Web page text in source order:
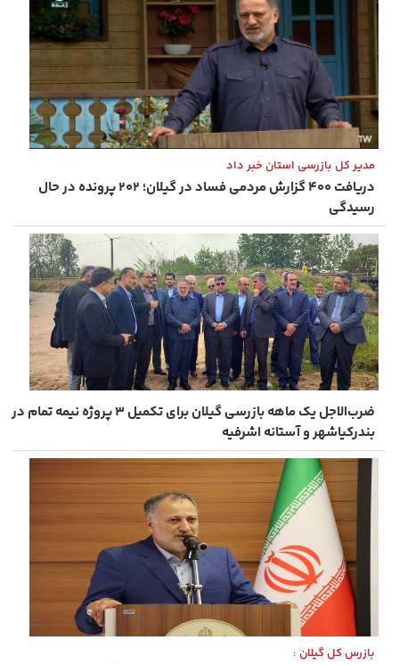
مدیر کل بازرسی استان خبر داد
دریافت ۴۰۰ گزارش مردمی فساد در گیلان؛ ۲۰۲ پرونده در حال
رسیدگی
ضرب‌الاجل یک ماهه بازرسی گیلان برای تکمیل ۳ پروژه نیمه‌ تمام در
بندرکیاشهر و آستانه اشرفیه
بازرس کل گیلان :